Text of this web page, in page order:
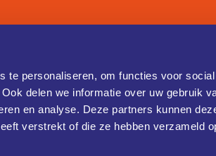
te personaliseren, om functies voor
delen we informatie over uw gebruik
en analyse. Deze partners kunnen
verstrekt of die ze hebben verzameld